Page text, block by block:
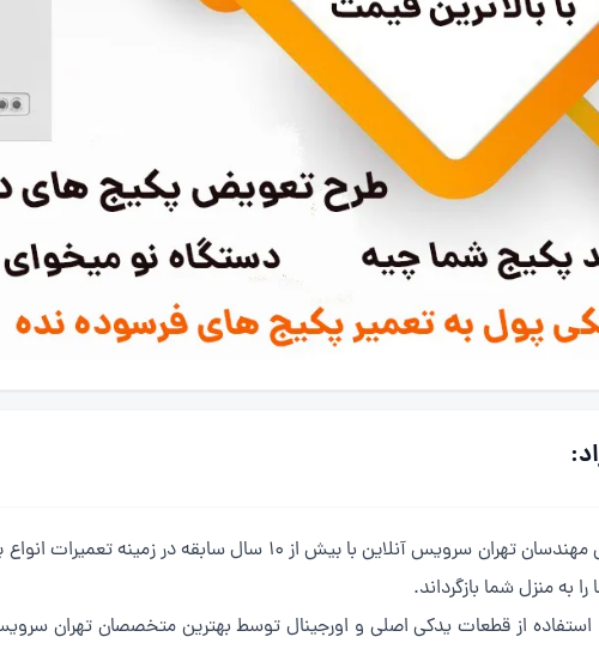
مهم نیست برند پکیج شما چیست، تیم فنی مهندسان تهران سرویس
به منزل شما بازگرداند.
استفاده از قطعات یدکی اصلی و اورجینال توسط بهترین متخصصان تهران